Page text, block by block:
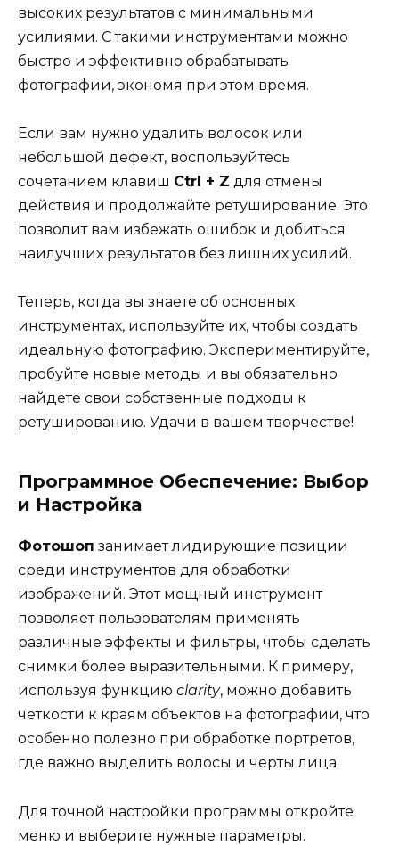
высоких результатов с минимальными
усилиями. С такими инструментами можно
быстро и эффективно обрабатывать
фотографии, экономя при этом время.
Если вам нужно удалить волосок или
небольшой дефект, воспользуйтесь
сочетанием клавиш Ctrl + Z для отмены
действия и продолжайте ретуширование. Это
позволит вам избежать ошибок и добиться
наилучших результатов без лишних усилий.
Теперь, когда вы знаете об основных
инструментах, используйте их, чтобы создать
идеальную фотографию. Экспериментируйте,
пробуйте новые методы и вы обязательно
найдете свои собственные подходы к
ретушированию. Удачи в вашем творчестве!
Программное Обеспечение: Выбор
и Настройка
Фотошоп занимает лидирующие позиции
среди инструментов для обработки
изображений. Этот мощный инструмент
позволяет пользователям применять
различные эффекты и фильтры, чтобы сделать
снимки более выразительными. К примеру,
используя функцию clarity, можно добавить
четкости к краям объектов на фотографии, что
особенно полезно при обработке портретов,
где важно выделить волосы и черты лица.
Для точной настройки программы откройте
меню и выберите нужные параметры.